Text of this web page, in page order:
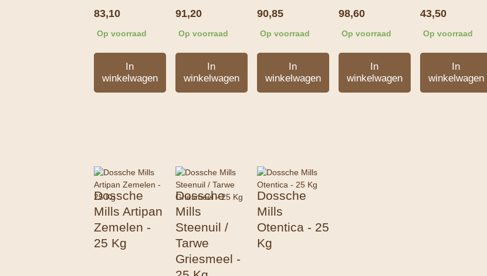
83,10
Op voorraad
In
winkelwagen
91,20
Op voorraad
In
winkelwagen
90,85
Op voorraad
In
winkelwagen
98,60
Op voorraad
In
winkelwagen
43,50
Op voorraad
In
winkelwagen
Dossche
Mills Artipan
Zemelen -
25 Kg
Dossche
Mills
Steenuil /
Tarwe
Griesmeel -
Dossche
Mills
Otentica - 25
Kg